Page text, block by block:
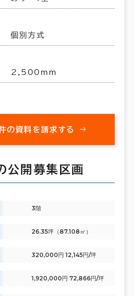
個別方式
2,500mm
の資料を請求する
公開募集区画
3階
26.35坪（87.108㎡）
320,000円 12,145円/坪
1,920,000円 72,866円/坪